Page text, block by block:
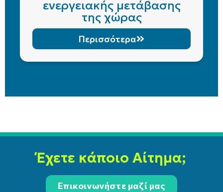
ενεργειακής μετάβασης
της χώρας
Περισσότερα
Έχετε κάποιο Αίτημα;
Επικοινωνήστε μαζί μας